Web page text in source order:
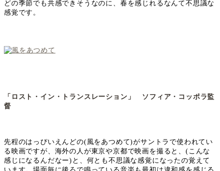
どの季節でも共感できそうなのに、春を感じれるなんて不思議な
感覚です。
「ロスト・イン・トランスレーション」 ソフィア・コッポラ監
督
先程のはっぴいえんどの(風をあつめて)がサントラで使われてい
る映画ですが、海外の人が東京や京都で映画を撮ると、(こんな
感じになるんだなー)と、何とも不思議な感覚になったの覚えて